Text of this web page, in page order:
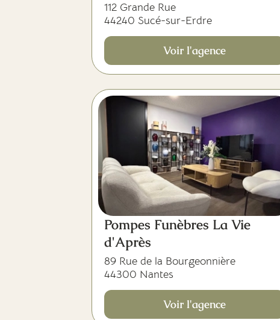
112 Grande Rue
44240 Sucé-sur-Erdre
Voir l'agence
Pompes Funèbres La Vie
d'Après
89 Rue de la Bourgeonnière
44300 Nantes
Voir l'agence